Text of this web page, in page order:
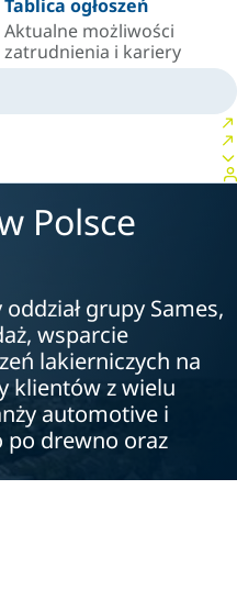
Tablica ogłoszeń
Aktualne możliwości
zatrudnienia i kariery
Polsce
grupy Sames,
wsparcie
lakierniczych na
klientów z wielu
automotive i
po drewno oraz